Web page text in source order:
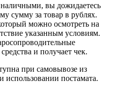
вы дожидаетесь
сумму за товар в рублях.
можно осмотреть на
указанным условиям.
и получает чек.
при самовывозе из
использовании постамата.